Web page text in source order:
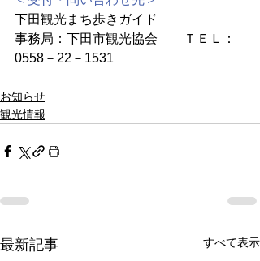
下田観光まち歩きガイド
事務局：下田市観光協会　　ＴＥＬ：
0558－22－1531
お知らせ
観光情報
最新記事 すべて表示